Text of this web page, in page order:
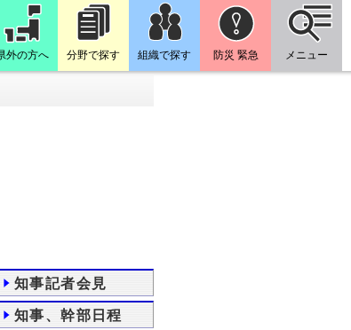
外の方へ 分野で探す 組織で探す 防災 緊急 メニュー
知事記者会見
知事、幹部日程